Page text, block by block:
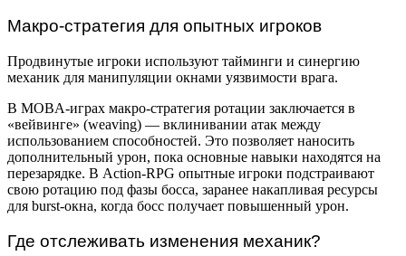
Макро-стратегия для опытных игроков
Продвинутые игроки используют тайминги и синергию
механик для манипуляции окнами уязвимости врага.
В MOBA-играх макро-стратегия ротации заключается в
«вейвинге» (weaving) — вклинивании атак между
использованием способностей. Это позволяет наносить
дополнительный урон, пока основные навыки находятся на
перезарядке. В Action-RPG опытные игроки подстраивают
свою ротацию под фазы босса, заранее накапливая ресурсы
для burst-окна, когда босс получает повышенный урон.
Где отслеживать изменения механик?